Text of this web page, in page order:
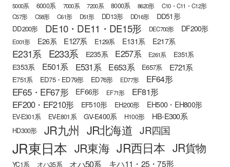
5000系 6000系 7000系 7200系 8000系 8620形
C10・C11・C12形
C57形
C58形 C61形 D51形 DD13形 DD16形 DD51形
DD200形 DE10・DE11・DE15形 DEC700形 DF200形
E001形 E26系 E127系 E129系 E131系 E217系
E231系 E233系 E235系 E257系 E261系 E351系
E353系 E501系 E531系 E653系 E657系 E721系
E751系 ED75・ED79形 ED76形 ED77形 EF64形
EF65・EF67形 EF66形 EF71形
EF81形
EF200・EF210形
EF510形 EH200形 EH500・EH800形
EV-E301系 EV-E801系 GV-E400系 H100形 HB-E300系
HD300形 JR九州 JR北海道 JR四国
JR東日本 JR東海 JR西日本 JR貨物
YC1系 オハ35系 オハ50系 キハ11・25・75形